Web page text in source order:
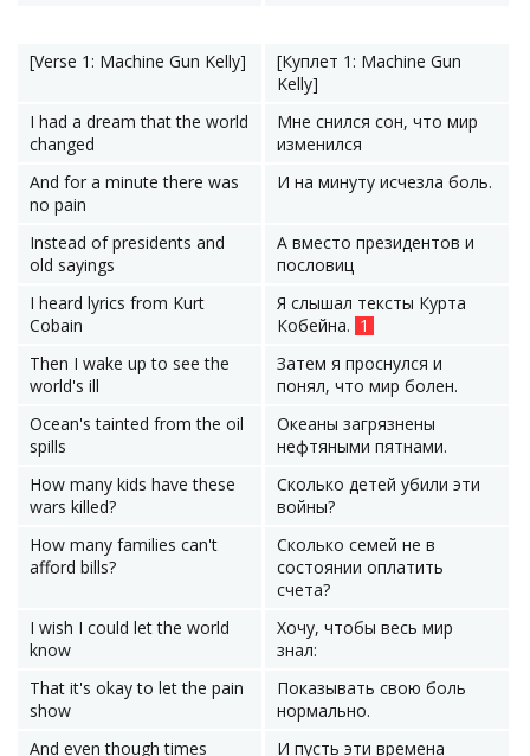
[Verse 1: Machine Gun Kelly]
[Куплет 1: Machine Gun
Kelly]
I had a dream that the world
changed
Мне снился сон, что мир
изменился
And for a minute there was
no pain
И на минуту исчезла боль.
Instead of presidents and
old sayings
А вместо президентов и
пословиц
I heard lyrics from Kurt
Cobain
Я слышал тексты Курта
Кобейна. 1
Then I wake up to see the
world's ill
Затем я проснулся и
понял, что мир болен.
Ocean's tainted from the oil
spills
Океаны загрязнены
нефтяными пятнами.
How many kids have these
wars killed?
Сколько детей убили эти
войны?
How many families can't
afford bills?
Сколько семей не в
состоянии оплатить
счета?
I wish I could let the world
know
Хочу, чтобы весь мир
знал:
That it's okay to let the pain
show
Показывать свою боль
нормально.
And even though times
И пусть эти времена